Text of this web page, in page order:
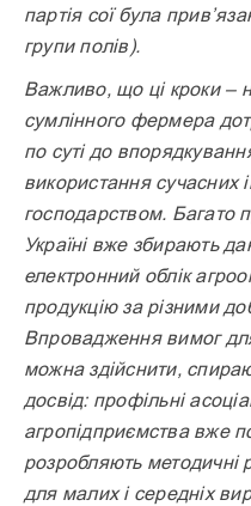
партія сої була
групи полів).
Важливо, що ці кроки –
сумлінного фермера
по суті до
використання сучасних
господарством. Багато
Україні вже збирають
електронний облік
продукцію за різними
Впровадження вимог
можна здійснити,
досвід: профільні
агропідприємства вже
розробляють методичні
для малих і середніх